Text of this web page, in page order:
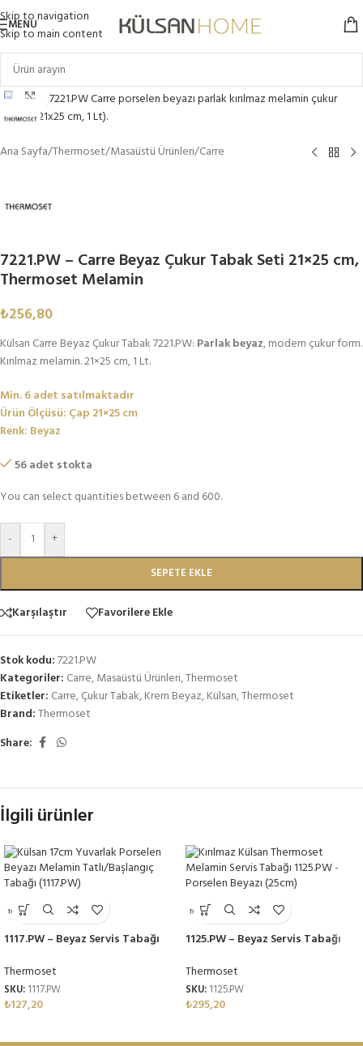
Skip to navigation
Skip to main content
MENU
Click to enlarge
Ana Sayfa/Thermoset/Masaüstü Ürünleri/Carre
7221.PW – Carre Beyaz Çukur Tabak Seti 21×25 cm,
Thermoset Melamin
₺256,80
Külsan Carre Beyaz Çukur Tabak 7221.PW: Parlak beyaz, modern çukur form.
Kırılmaz melamin. 21×25 cm, 1 Lt.
Min. 6 adet satılmaktadır
Ürün Ölçüsü: Çap 21×25 cm
Renk: Beyaz
56 adet stokta
You can select quantities between 6 and 600.
- +
SEPETE EKLE
Karşılaştır Favorilere Ekle
Stok kodu:7221.PW
Kategoriler: Carre,Masaüstü Ürünleri,Thermoset
Etiketler: Carre,Çukur Tabak,Krem Beyaz,Külsan,Thermoset
Brand:Thermoset
Share:
İlgili ürünler
1117.PW – Beyaz Servis Tabağı
Thermoset
SKU: 1117.PW
₺127,20
1125.PW – Beyaz Servis Tabağı
Thermoset
SKU: 1125.PW
₺295,20